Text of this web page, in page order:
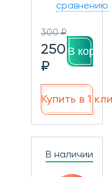
сравнению
300 ₽
250
₽
В
Купить в 1
В наличии